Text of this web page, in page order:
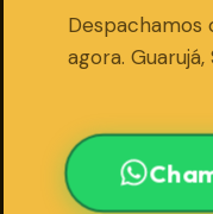
Despachamos
agora.